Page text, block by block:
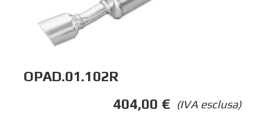
OPAD.01.102R
(IVA esclusa)
404,00 €